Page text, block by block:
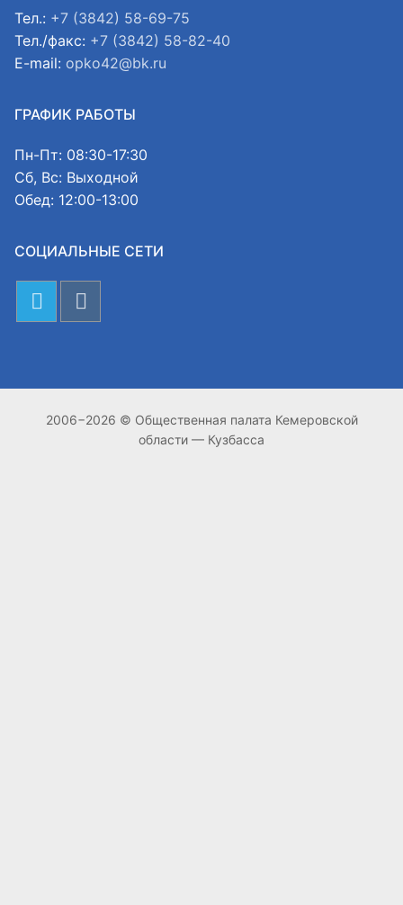
Тел.: +7 (3842) 58-69-75
Тел./факс: +7 (3842) 58-82-40
E-mail: opko42@bk.ru
ГРАФИК РАБОТЫ
Пн-Пт: 08:30-17:30
Сб, Вс: Выходной
Обед: 12:00-13:00
СОЦИАЛЬНЫЕ СЕТИ
2006−2026 © Общественная палата Кемеровской
области — Кузбасса